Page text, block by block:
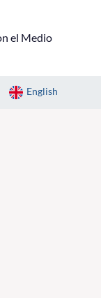
el Medio
English